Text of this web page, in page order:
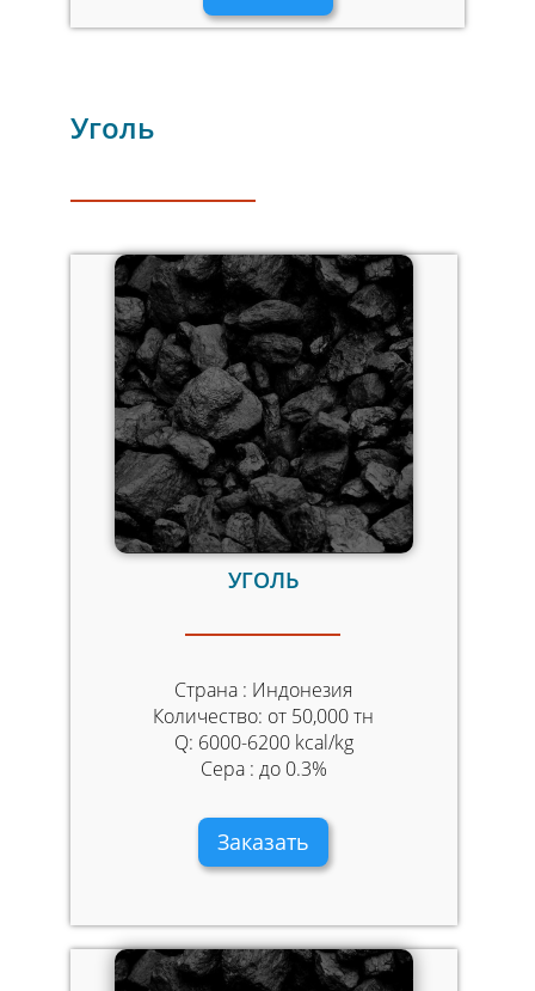
Уголь
УГОЛЬ
Страна : Индонезия
Количество: от 50,000 тн
Q: 6000-6200 kcal/kg
Сера : до 0.3%
Заказать